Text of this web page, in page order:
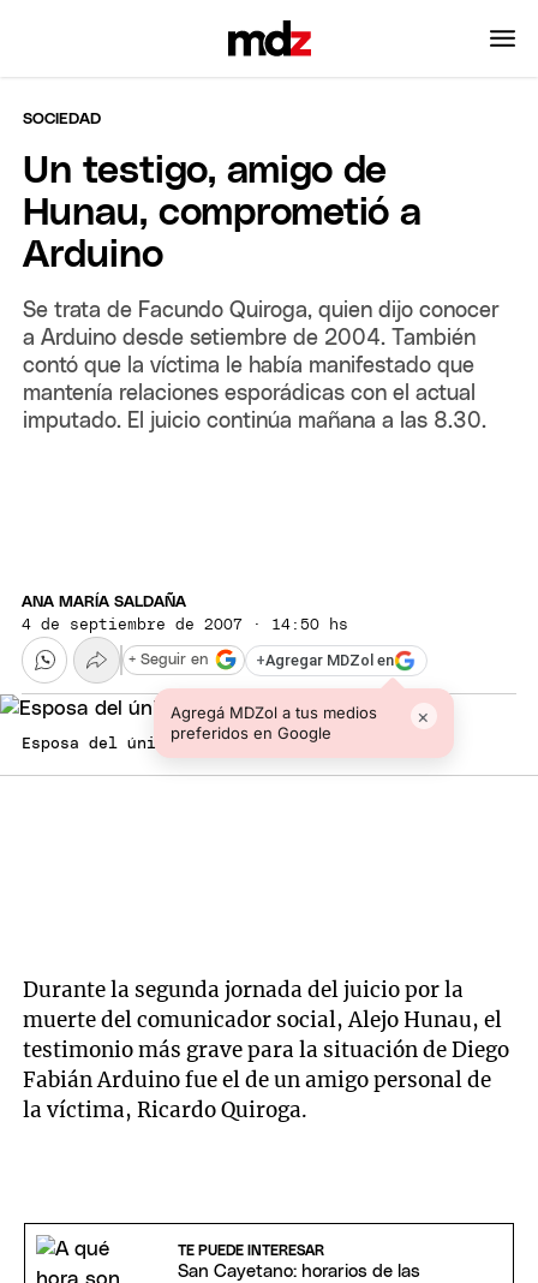
SOCIEDAD
Un testigo, amigo de
Hunau, comprometió a
Arduino
Se trata de Facundo Quiroga, quien dijo conocer
a Arduino desde setiembre de 2004. También
contó que la víctima le había manifestado que
mantenía relaciones esporádicas con el actual
imputado. El juicio continúa mañana a las 8.30.
ANA MARÍA SALDAÑA
4 de septiembre de 2007 · 14:50 hs
+Agregar MDZol en
Agregá MDZol a tus medios
preferidos en Google
×
+ Seguir en
Esposa del único acusado. Foto: MDZ
Durante la segunda jornada del juicio por la
muerte del comunicador social, Alejo Hunau, el
testimonio más grave para la situación de Diego
Fabián Arduino fue el de un amigo personal de
la víctima, Ricardo Quiroga.
TE PUEDE INTERESAR
San Cayetano: horarios de las